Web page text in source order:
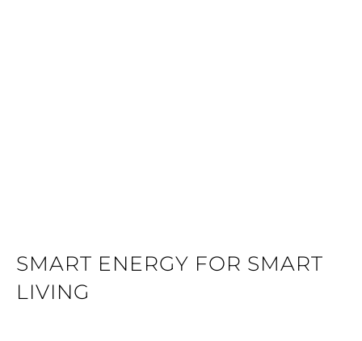
SMART ENERGY FOR SMART
LIVING